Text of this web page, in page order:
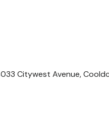
Citywest Avenue,